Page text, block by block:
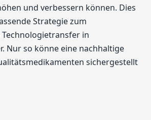
und verbessern können. Dies
Strategie zum
in
Nur so könne eine nachhaltige
sichergestellt